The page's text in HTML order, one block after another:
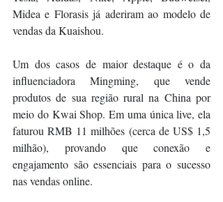
Midea e Florasis já aderiram ao modelo de
vendas da Kuaishou.
Um dos casos de maior destaque é o da
influenciadora Mingming, que vende
produtos de sua região rural na China por
meio do Kwai Shop. Em uma única live, ela
faturou RMB 11 milhões (cerca de US$ 1,5
milhão), provando que conexão e
engajamento são essenciais para o sucesso
nas vendas online.